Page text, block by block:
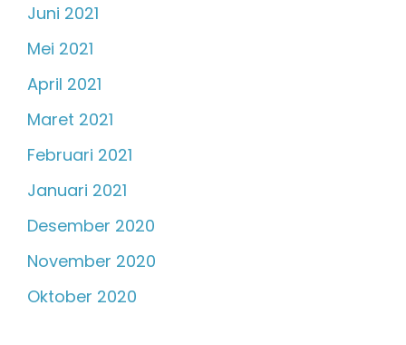
Juni 2021
Mei 2021
April 2021
Maret 2021
Februari 2021
Januari 2021
Desember 2020
November 2020
Oktober 2020